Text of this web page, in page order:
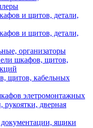
и щитов, детали,
и щитов, детали,
организаторы
шкафов, щитов,
щитов, кабельных
элетромонтажных
рукоятки, дверная
ящики